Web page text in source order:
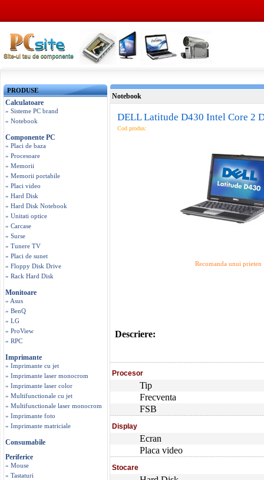
PRODUSE
Calculatoare
» Sisteme PC brand
» Notebook
Componente PC
» Placi de baza
» Procesoare
» Memorii
» Memorii portabile
» Placi video
» Hard Disk
» Hard Disk Notebook
» Unitati optice
» Carcase
» Surse
» Tunere TV
» Placi de sunet
» Floppy Disk Drive
» Rack Hard Disk
Monitoare
» Asus
» BenQ
» LG
» ProView
» RPC
Imprimante
» Imprimante cu jet
» Imprimante laser monocrom
» Imprimante laser color
» Multifunctionale cu jet
» Multifunctionale laser monocrom
» Imprimante foto
» Imprimante matriciale
Consumabile
Periferice
» Mouse
» Tastaturi
Notebook
DELL Latitude D430 Intel Core 2
Cod produs:
Recomanda unui prieten
Descriere:
Procesor
Tip
Frecventa
FSB
Display
Ecran
Placa video
Stocare